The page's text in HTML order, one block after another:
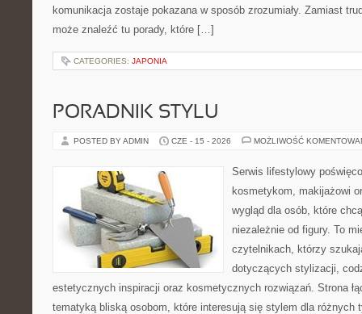
komunikacja zostaje pokazana w sposób zrozumiały. Zamiast
może znaleźć tu porady, które […]
CATEGORIES: JAPONIA
PORADNIK STYLU
POSTED BY ADMIN CZE - 15 - 2026 MOŻLIWOŚĆ
Serwis lifestylowy
kosmetykom, makijażowi
wygląd dla osób, które
niezależnie od figury. To
czytelnikach, którzy
dotyczących stylizacji,
estetycznych inspiracji oraz kosmetycznych rozwiązań. Strona
tematyką bliską osobom, które interesują się stylem dla różnych